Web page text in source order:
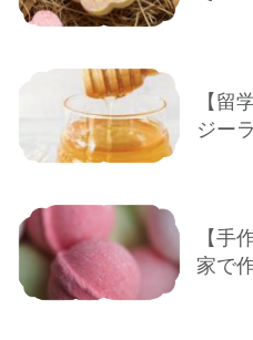
【留
ジー
【手
家で